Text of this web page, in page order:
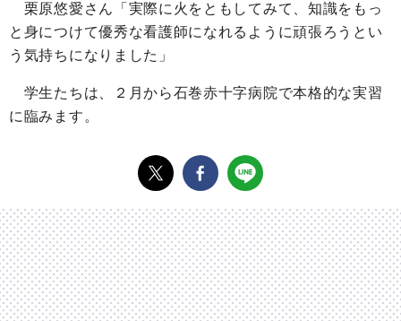
栗原悠愛さん「実際に火をともしてみて、知識をもっ
と身につけて優秀な看護師になれるように頑張ろうとい
う気持ちになりました」
学生たちは、２月から石巻赤十字病院で本格的な実習
に臨みます。